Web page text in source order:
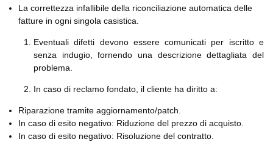
La correttezza infallibile della riconciliazione automatica delle
fatture in ogni singola casistica.
Eventuali difetti devono essere comunicati per iscritto e
senza indugio, fornendo una descrizione dettagliata del
problema.
In caso di reclamo fondato, il cliente ha diritto a:
Riparazione tramite aggiornamento/patch.
In caso di esito negativo: Riduzione del prezzo di acquisto.
In caso di esito negativo: Risoluzione del contratto.